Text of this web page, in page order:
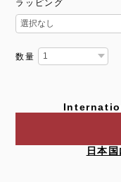
ラッピング
数量
日本